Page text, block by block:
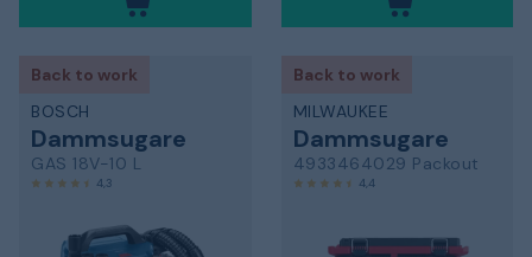
Back to work
BOSCH
Dammsugare
GAS 18V-10 L
4,3
Back to work
MILWAUKEE
Dammsugare
4933464029 Packout
4,4